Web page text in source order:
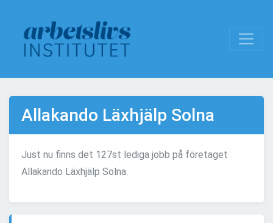
Allakando Läxhjälp Solna
Just nu finns det 127st lediga jobb på företaget
Allakando Läxhjälp Solna.